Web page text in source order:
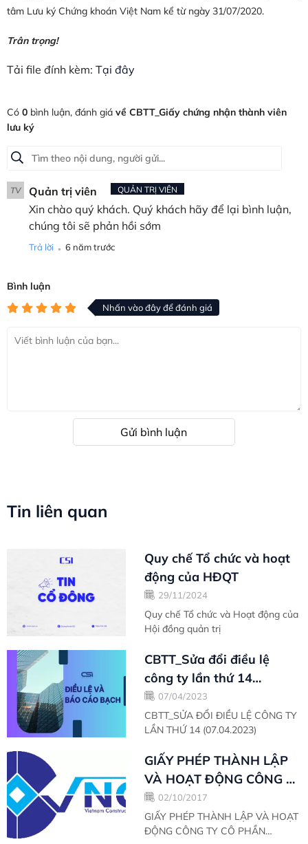
tâm Lưu ký Chứng khoán Việt Nam kể từ ngày 31/07/2020.
Trân trọng!
Tải file đính kèm: Tại đây
Có 0 bình luận, đánh giá về CBTT_Giấy chứng nhận thành viên
lưu ký
TV Quản trị viên QUẢN TRỊ VIÊN
Xin chào quý khách. Quý khách hãy để lại bình luận,
chúng tôi sẽ phản hồi sớm
Trả lời . 6 năm trước
Bình luận
Nhấn vào đây để đánh giá
Gửi bình luận
Tin liên quan
Quy chế Tổ chức và hoạt
động của HĐQT
29/11/2024
Quy chế Tổ chức và Hoạt động của
Hội đồng quản trị
CBTT_Sửa đổi điều lệ
công ty lần thứ 14
(07.04.2023)
07/04/2023
CBTT_SỬA ĐỔI ĐIỀU LỆ CÔNG TY
LẦN THỨ 14 (07.04.2023)
GIẤY PHÉP THÀNH LẬP
VÀ HOẠT ĐỘNG CÔNG TY
CÔ PHẦN CHỨNG
KHOÁN PHƯỢNG HOÀNG
SỐ...
02/10/2017
GIẤY PHÉP THÀNH LẬP VÀ HOẠT
ĐỘNG CÔNG TY CÔ PHẦN